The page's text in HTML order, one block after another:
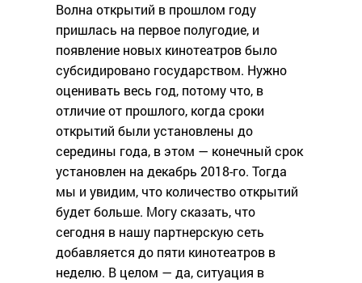
Волна открытий в прошлом году
пришлась на первое полугодие, и
появление новых кинотеатров было
субсидировано государством. Нужно
оценивать весь год, потому что, в
отличие от прошлого, когда сроки
открытий были установлены до
середины года, в этом — конечный срок
установлен на декабрь 2018-го. Тогда
мы и увидим, что количество открытий
будет больше. Могу сказать, что
сегодня в нашу партнерскую сеть
добавляется до пяти кинотеатров в
неделю. В целом — да, ситуация в